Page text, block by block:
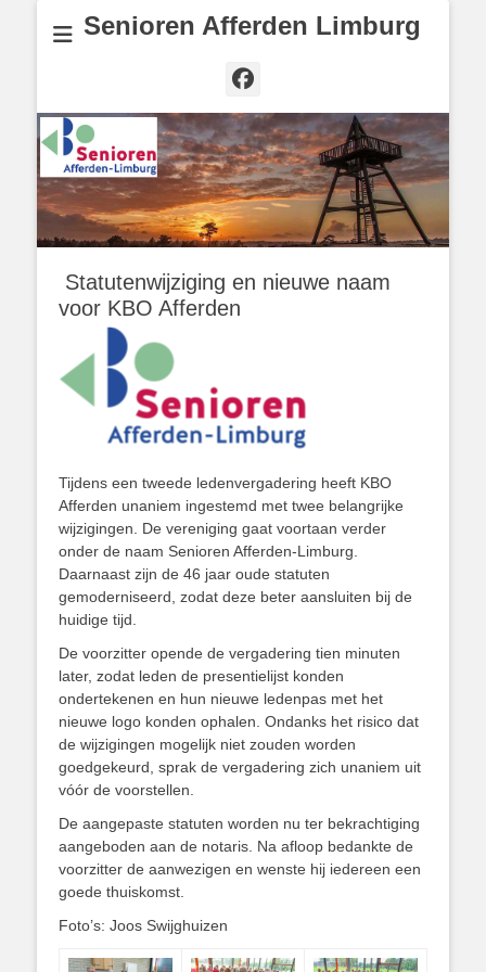
Senioren Afferden Limburg
Facebook
Statutenwijziging en nieuwe naam
voor KBO Afferden
Tijdens een tweede ledenvergadering heeft KBO
Afferden unaniem ingestemd met twee belangrijke
wijzigingen. De vereniging gaat voortaan verder
onder de naam Senioren Afferden-Limburg.
Daarnaast zijn de 46 jaar oude statuten
gemoderniseerd, zodat deze beter aansluiten bij de
huidige tijd.
De voorzitter opende de vergadering tien minuten
later, zodat leden de presentielijst konden
ondertekenen en hun nieuwe ledenpas met het
nieuwe logo konden ophalen. Ondanks het risico dat
de wijzigingen mogelijk niet zouden worden
goedgekeurd, sprak de vergadering zich unaniem uit
vóór de voorstellen.
De aangepaste statuten worden nu ter bekrachtiging
aangeboden aan de notaris. Na afloop bedankte de
voorzitter de aanwezigen en wenste hij iedereen een
goede thuiskomst.
Foto’s: Joos Swijghuizen